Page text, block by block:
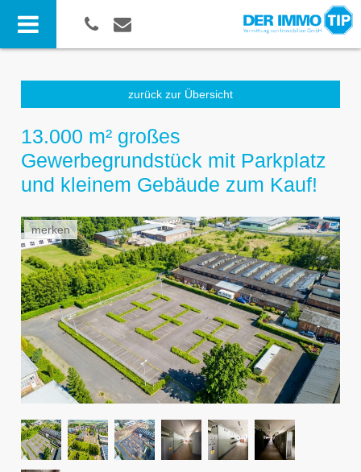
zurück zur Übersicht
13.000 m² großes
Gewerbegrundstück mit Parkplatz
und kleinem Gebäude zum Kauf!
merken